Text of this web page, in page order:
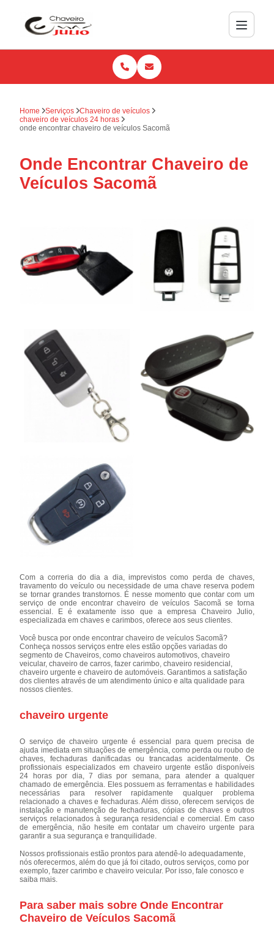
Home Serviços
Chaveiro de veículos
chaveiro de veículos 24 horas
onde encontrar chaveiro de veículos Sacomã
Onde Encontrar Chaveiro de
Veículos Sacomã
Com a correria do dia a dia, imprevistos como perda de chaves,
travamento do veículo ou necessidade de uma chave reserva podem
se tornar grandes transtornos. É nesse momento que contar com um
serviço de onde encontrar chaveiro de veículos Sacomã se torna
essencial. E é exatamente isso que a empresa Chaveiro Julio,
especializada em chaves e carimbos, oferece aos seus clientes.
Você busca por onde encontrar chaveiro de veículos Sacomã?
Conheça nossos serviços entre eles estão opções variadas do
segmento de Chaveiros, como chaveiros automotivos, chaveiro
veicular, chaveiro de carros, fazer carimbo, chaveiro residencial,
chaveiro urgente e chaveiro de automóveis. Garantimos a satisfação
dos clientes através de um atendimento único e alta qualidade para
nossos clientes.
chaveiro urgente
O serviço de chaveiro urgente é essencial para quem precisa de
ajuda imediata em situações de emergência, como perda ou roubo de
chaves, fechaduras danificadas ou trancadas acidentalmente. Os
profissionais especializados em chaveiro urgente estão disponíveis
24 horas por dia, 7 dias por semana, para atender a qualquer
chamado de emergência. Eles possuem as ferramentas e habilidades
necessárias para resolver rapidamente qualquer problema
relacionado a chaves e fechaduras. Além disso, oferecem serviços de
instalação e manutenção de fechaduras, cópias de chaves e outros
serviços relacionados à segurança residencial e comercial. Em caso
de emergência, não hesite em contatar um chaveiro urgente para
garantir a sua segurança e tranquilidade.
Nossos profissionais estão prontos para atendê-lo adequadamente,
nós oferecermos, além do que já foi citado, outros serviços, como por
exemplo, fazer carimbo e chaveiro veicular. Por isso, fale conosco e
saiba mais.
Para saber mais sobre Onde Encontrar
Chaveiro de Veículos Sacomã